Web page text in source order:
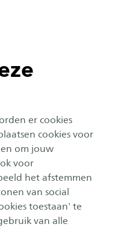
er cookies
cookies voor
om jouw
voor
het afstemmen
van social
toestaan' te
van alle